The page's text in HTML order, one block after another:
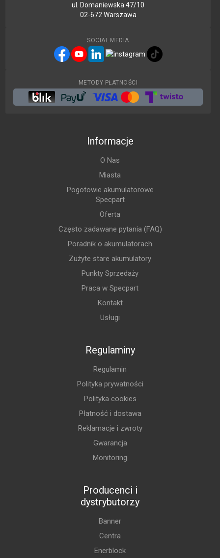
ul. Domaniewska 47/10
02-672 Warszawa
SOCIAL MEDIA
METODY PŁATNOŚCI
Informacje
O Nas
Miasta
Pogotowie akumulatorowe
Specpart
Oferta
Często zadawane pytania (FAQ)
Poradnik o akumulatorach
Zużyte stare akumulatory
Punkty Sprzedaży
Praca w Specpart
Kontakt
Usługi
Regulaminy
Regulamin
Polityka prywatności
Polityka cookies
Płatność i dostawa
Reklamacje i zwroty
Gwarancja
Monitoring
Producenci i
dystrybutorzy
Banner
Centra
Enerblock